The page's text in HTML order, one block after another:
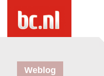
Weblog